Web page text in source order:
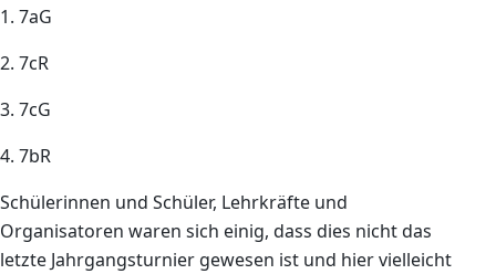
1. 7aG
2. 7cR
3. 7cG
4. 7bR
Schülerinnen und Schüler, Lehrkräfte und
Organisatoren waren sich einig, dass dies nicht das
letzte Jahrgangsturnier gewesen ist und hier vielleicht